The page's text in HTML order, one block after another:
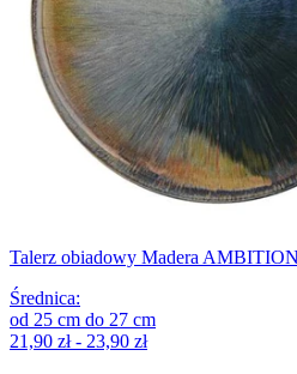
Talerz obiadowy Madera AMBITION
Średnica:
od 25 cm do 27 cm
21,90 zł - 23,90 zł